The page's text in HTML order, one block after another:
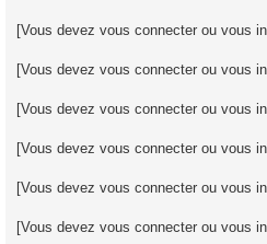
[Vous devez vous connecter ou vous
[Vous devez vous connecter ou vous
[Vous devez vous connecter ou vous
[Vous devez vous connecter ou vous
[Vous devez vous connecter ou vous
[Vous devez vous connecter ou vous